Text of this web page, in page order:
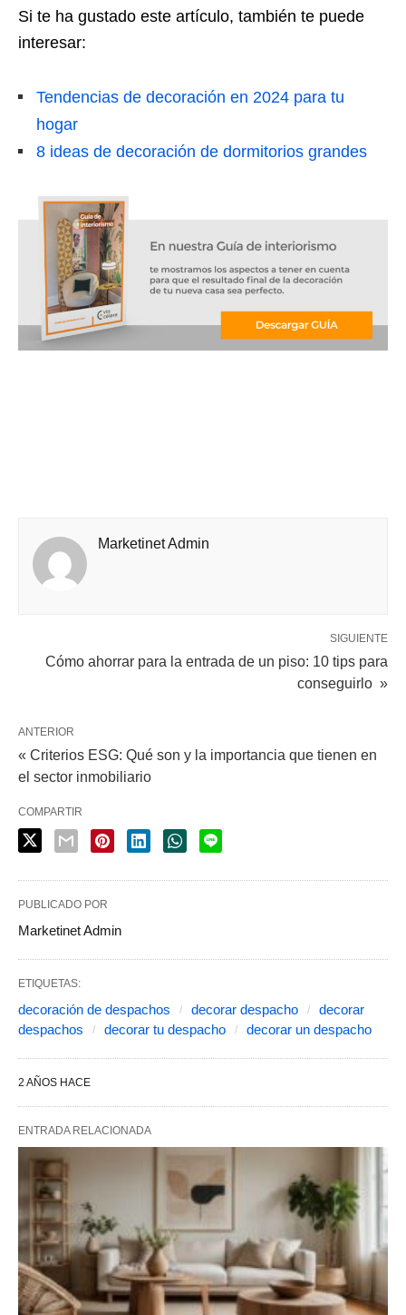
Si te ha gustado este artículo, también te puede
interesar:
Tendencias de decoración en 2024 para tu
hogar
8 ideas de decoración de dormitorios grandes
Marketinet Admin
SIGUIENTE
Cómo ahorrar para la entrada de un piso: 10 tips para
conseguirlo »
ANTERIOR
« Criterios ESG: Qué son y la importancia que tienen en
el sector inmobiliario
COMPARTIR
PUBLICADO POR
Marketinet Admin
ETIQUETAS:
decoración de despachos decorar despacho
decorar
despachos
decorar tu despacho decorar un despacho
2 AÑOS HACE
ENTRADA RELACIONADA